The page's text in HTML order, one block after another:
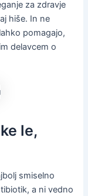
za zdravje
hiše. In ne
pomagajo,
delavcem o
le,
smiselno
a ni vedno